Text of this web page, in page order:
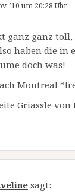
’10 um 20:28 Uhr
ganz ganz
haben die in
doch was!
Montreal
Griassle von
sagt: